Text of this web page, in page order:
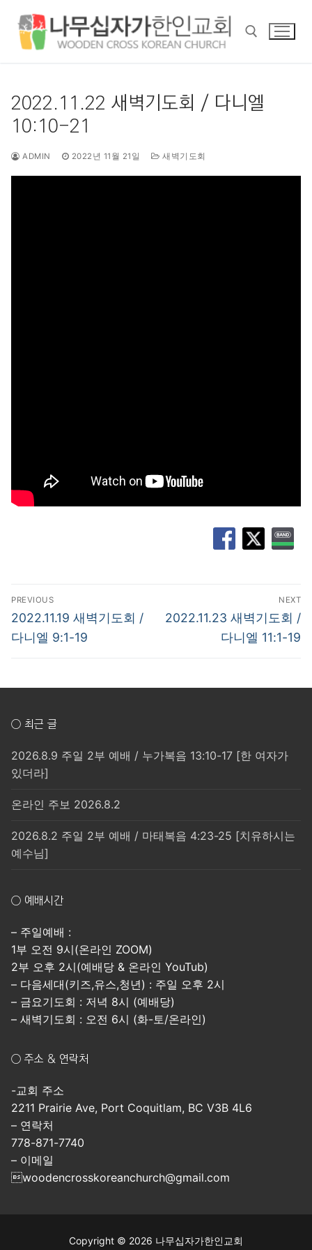
2022.11.22 새벽기도회 / 다니엘
10:10-21
ADMIN 2022년 11월 21일 새벽기도회
글
탐
색
PREVIOUS
Previous
post:
2022.11.19 새벽기도회 /
다니엘 9:1-19
NEXT
Next
2022.11.23 새벽기도회 /
다니엘 11:1-19
○ 최근 글
2026.8.9 주일 2부 예배 / 누가복음 13:10-17 [한 여자가
있더라]
온라인 주보 2026.8.2
2026.8.2 주일 2부 예배 / 마태복음 4:23-25 [치유하시는
예수님]
○ 예배시간
– 주일예배 :
1부 오전 9시(온라인 ZOOM)
2부 오후 2시(예배당 & 온라인 YouTub)
– 다음세대(키즈,유스,청년) : 주일 오후 2시
– 금요기도회 : 저녁 8시 (예배당)
– 새벽기도회 : 오전 6시 (화-토/온라인)
○ 주소 & 연락처
-교회 주소
2211 Prairie Ave, Port Coquitlam, BC V3B 4L6
– 연락처
778-871-7740
– 이메일
woodencrosskoreanchurch@gmail.com
Copyright © 2026 나무십자가한인교회